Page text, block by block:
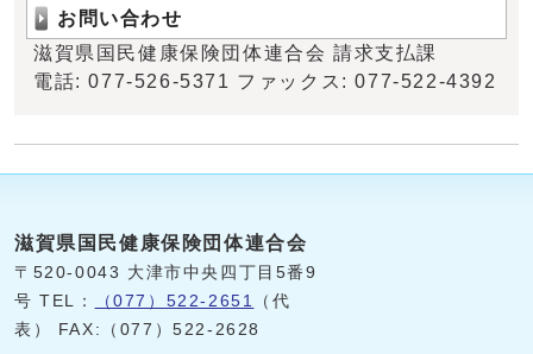
お問い合わせ
滋賀県国民健康保険団体連合会 請求支払課
電話: 077-526-5371 ファックス: 077-522-4392
滋賀県国民健康保険団体連合会
〒520-0043 大津市中央四丁目5番9
号 TEL：
（077）522-2651
（代
表） FAX:（077）522-2628